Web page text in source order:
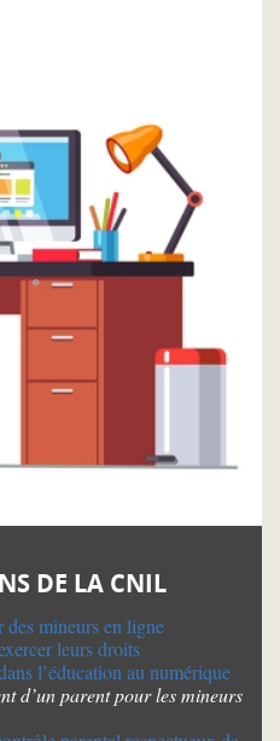
DE LA CNIL
des mineurs en ligne
leurs droits
l’éducation au numérique
d’un parent pour les mineurs